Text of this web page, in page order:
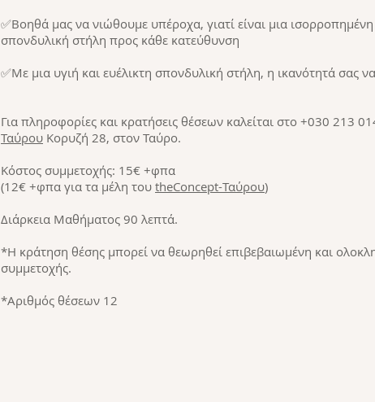
✅Βοηθά μας να νιώθουμε υπέροχα, γιατί είναι μια
σπονδυλική στήλη προς κάθε κατεύθυνση
✅Με μια υγιή και ευέλικτη σπονδυλική στήλη, η ικανότητά σας
Για πληροφορίες και κρατήσεις θέσεων καλείται στο +030 213
Ταύρου Κορυζή 28, στον Ταύρο.
Κόστος συμμετοχής: 15€ +φπα
(12€ +φπα για τα μέλη του theConcept-Ταύρου)
Διάρκεια Μαθήματος 90 λεπτά.
*Η κράτηση θέσης μπορεί να θεωρηθεί επιβεβαιωμένη και
συμμετοχής.
*Αριθμός θέσεων 12